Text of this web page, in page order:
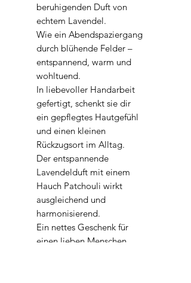
beruhigenden Duft von
echtem Lavendel.
Wie ein Abendspaziergang
durch blühende Felder –
entspannend, warm und
wohltuend.
In liebevoller Handarbeit
gefertigt, schenkt sie dir
ein gepflegtes Hautgefühl
und einen kleinen
Rückzugsort im Alltag.
Der entspannende
Lavendelduft mit einem
Hauch Patchouli wirkt
ausgleichend und
harmonisierend.
Ein nettes Geschenk für
einen lieben Menschen.